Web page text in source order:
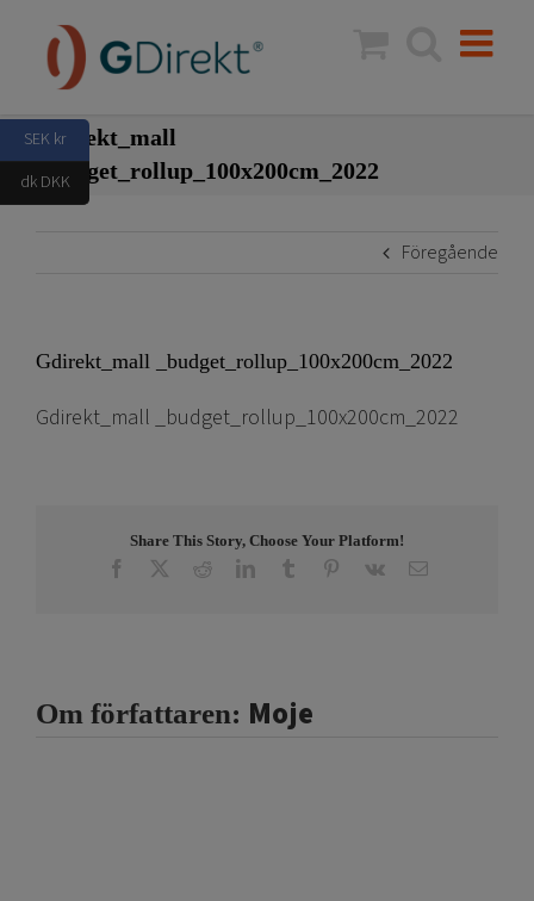
innehållet
Gdirekt_mall
_budget_rollup_100x200cm_2022
Föregående
Gdirekt_mall _budget_rollup_100x200cm_2022
Gdirekt_mall _budget_rollup_100x200cm_2022
Share This Story, Choose Your Platform!
Facebook RedditLinkedInTumblr Pinterest
Vk E-
Om författaren: Moje
SEK kr
dk DKK